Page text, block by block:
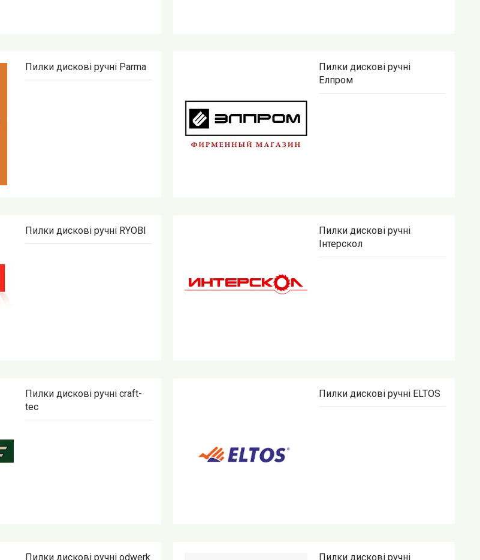
Пилки дискові ручні Parma
Пилки дискові ручні
Елпром
Пилки дискові ручні RYOBI
Пилки дискові ручні
Інтерскол
Пилки дискові ручні craft-
tec
Пилки дискові ручні ELTOS
Пилки дискові ручні odwerk
Пилки дискові ручні